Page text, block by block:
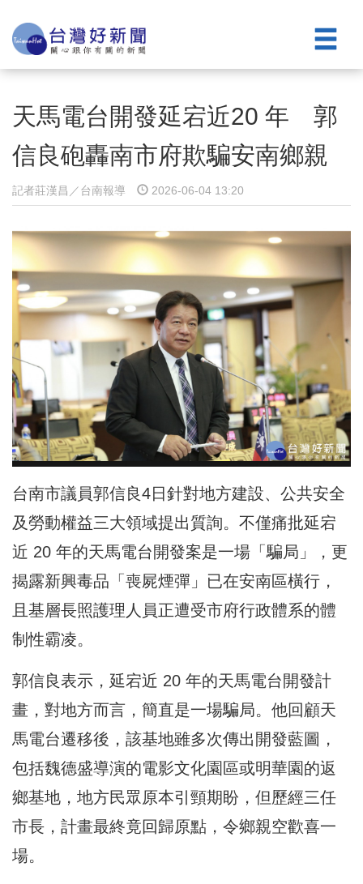
天馬電台開發延宕近20 年 郭
信良砲轟南市府欺騙安南鄉親
記者莊漢昌／台南報導 2026-06-04 13:20
台南市議員郭信良4日針對地方建設、公共安全
及勞動權益三大領域提出質詢。不僅痛批延宕
近 20 年的天馬電台開發案是一場「騙局」，更
揭露新興毒品「喪屍煙彈」已在安南區橫行，
且基層長照護理人員正遭受市府行政體系的體
制性霸凌。
郭信良表示，延宕近 20 年的天馬電台開發計
畫，對地方而言，簡直是一場騙局。他回顧天
馬電台遷移後，該基地雖多次傳出開發藍圖，
包括魏德盛導演的電影文化園區或明華園的返
鄉基地，地方民眾原本引頸期盼，但歷經三任
市長，計畫最終竟回歸原點，令鄉親空歡喜一
場。